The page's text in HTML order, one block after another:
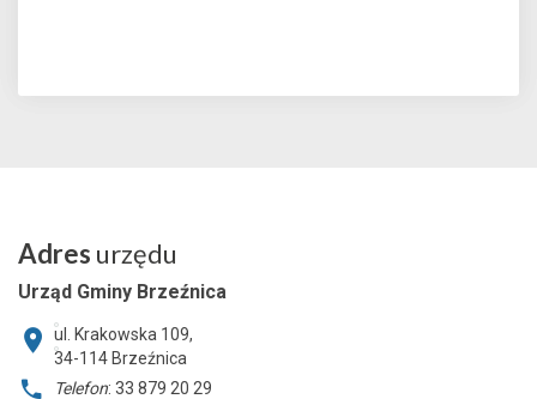
Adres urzędu
Urząd Gminy Brzeźnica
ul. Krakowska 109,
34-114 Brzeźnica
Telefon: 33 879 20 29